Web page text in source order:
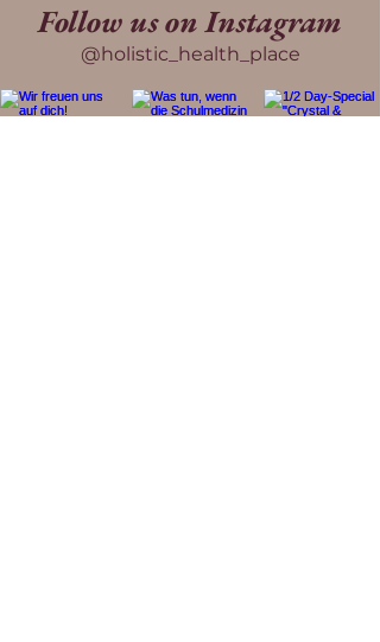
Follow us on Instagram
@holistic_health_place